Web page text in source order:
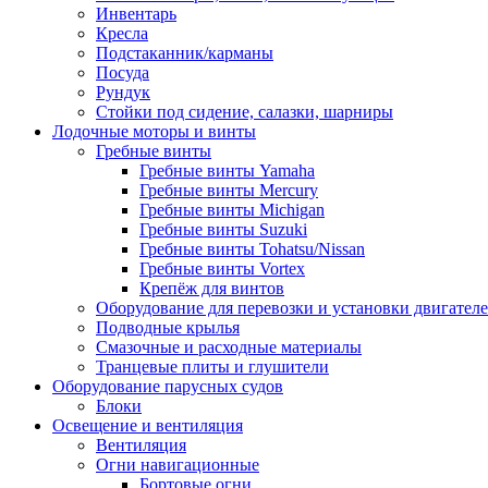
Инвентарь
Кресла
Подстаканник/карманы
Посуда
Рундук
Стойки под сидение, салазки, шарниры
Лодочные моторы и винты
Гребные винты
Гребные винты Yamaha
Гребные винты Mercury
Гребные винты Michigan
Гребные винты Suzuki
Гребные винты Tohatsu/Nissan
Гребные винты Vortex
Крепёж для винтов
Оборудование для перевозки и установки
Подводные крылья
Смазочные и расходные материалы
Транцевые плиты и глушители
Оборудование парусных судов
Блоки
Освещение и вентиляция
Вентиляция
Огни навигационные
Бортовые огни